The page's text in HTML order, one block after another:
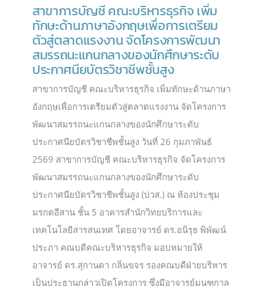
สาขาการบัญชี คณะบริหารธุรกิจ เพิ่ม
ทักษะด้านภาษาอังกฤษเพื่อการเตรียม
ตัวสู่ตลาดแรงงาน จัดโครงการพัฒนา
สมรรถนะแกนกลางของนักศึกษาระดับ
ประกาศนียบัตรวิชาชีพชั้นสูง
สาขาการบัญชี คณะบริหารธุรกิจ เพิ่มทักษะด้านภาษา
อังกฤษเพื่อการเตรียมตัวสู่ตลาดแรงงาน จัดโครงการ
พัฒนาสมรรถนะแกนกลางของนักศึกษาระดับ
ประกาศนียบัตรวิชาชีพชั้นสูง วันที่ 26 กุมภาพันธ์
2569 สาขาการบัญชี คณะบริหารธุรกิจ จัดโครงการ
พัฒนาสมรรถนะแกนกลางของนักศึกษาระดับ
ประกาศนียบัตรวิชาชีพชั้นสูง (ปวส.) ณ ห้องประชุม
มรกตอีสาน ชั้น 5 อาคารสำนักวิทยบริการและ
เทคโนโลยีสารสนเทศ โดยอาจารย์ ดร.อนิรุธ พิพัฒน์
ประภา คณบดีคณะบริหารธุรกิจ มอบหมายให้
อาจารย์ ดร.สุกานดา กลิ่นขจร รองคณบดีฝ่ายบริหาร
เป็นประธานกล่าวเปิดโครงการ ซึ่งมีอาจารย์มนฑกาล